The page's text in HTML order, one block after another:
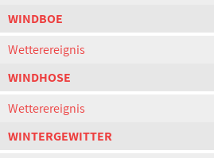
WINDBOE
Wetterereignis
WINDHOSE
Wetterereignis
WINTERGEWITTER